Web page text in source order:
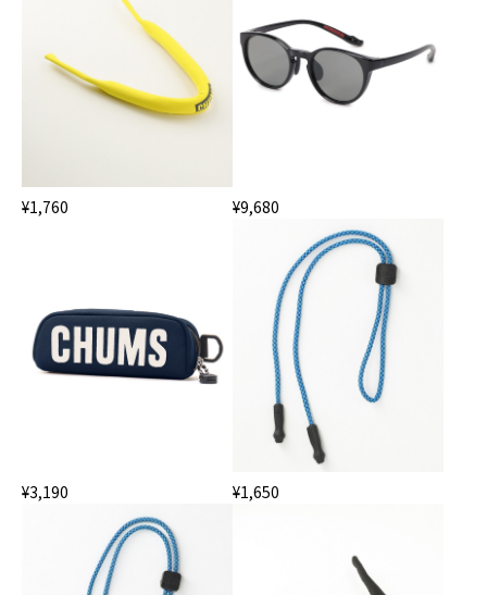
¥1,760 ¥9,680
¥3,190 ¥1,650